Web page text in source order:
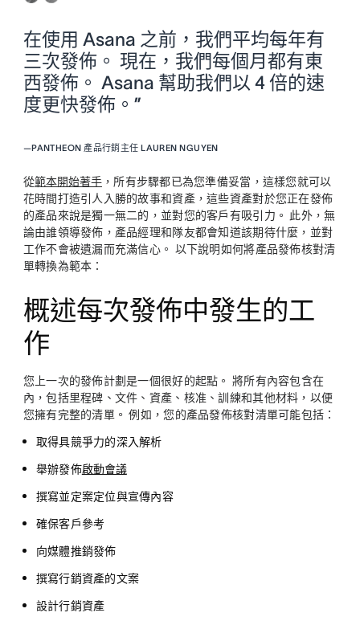
在使用 Asana 之前，我們平均每年有
三次發佈。 現在，我們每個月都有東
西發佈。 Asana 幫助我們以 4 倍的速
度更快發佈。”
—PANTHEON 產品行銷主任 LAUREN NGUYEN
從範本開始著手，所有步驟都已為您準備妥當，這樣您就可以
花時間打造引人入勝的故事和資產，這些資產對於您正在發佈
的產品來說是獨一無二的，並對您的客戶有吸引力。 此外，無
論由誰領導發佈，產品經理和隊友都會知道該期待什麼，並對
工作不會被遺漏而充滿信心。 以下說明如何將產品發佈核對清
單轉換為範本：
概述每次發佈中發生的工
作
您上一次的發佈計劃是一個很好的起點。 將所有內容包含在
內，包括里程碑、文件、資產、核准、訓練和其他材料，以便
您擁有完整的清單。 例如，您的產品發佈核對清單可能包括：
取得具競爭力的深入解析
舉辦發佈啟動會議
撰寫並定案定位與宣傳內容
確保客戶參考
向媒體推銷發佈
撰寫行銷資產的文案
設計行銷資產